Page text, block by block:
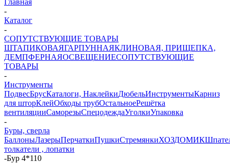
Главная
-
Каталог
-
СОПУТСТВУЮЩИЕ ТОВАРЫ
ШТАПИКОВАЯГАРПУННАЯКЛИНОВАЯ, ПРИЩЕПКА,
ДЕМПФЕРНАЯОСВЕЩЕНИЕСОПУТСТВУЮЩИЕ
ТОВАРЫ
-
Инструменты
ПодвесБрусКаталоги, НаклейкиДюбельИнструментыКарниз
для шторКлейОбходы трубОстальноеРешётка
вентиляцииСаморезыСпецодеждаУголкиУпаковка
-
Буры, сверла
БаллоныЛазерыПерчаткиПушкиСтремянкиХОЗДОМИК
толкатели , лопатки
-Бур 4*110